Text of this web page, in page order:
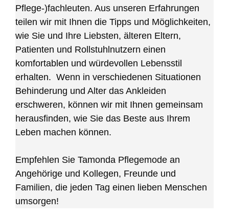
Pflege-)fachleuten. Aus unseren Erfahrungen
teilen wir mit Ihnen die Tipps und Möglichkeiten,
wie Sie und Ihre Liebsten, älteren Eltern,
Patienten und Rollstuhlnutzern einen
komfortablen und würdevollen Lebensstil
erhalten. Wenn in verschiedenen Situationen
Behinderung und Alter das Ankleiden
erschweren, können wir mit Ihnen gemeinsam
herausfinden, wie Sie das Beste aus Ihrem
Leben machen können.
Empfehlen Sie Tamonda Pflegemode an
Angehörige und Kollegen, Freunde und
Familien, die jeden Tag einen lieben Menschen
umsorgen!